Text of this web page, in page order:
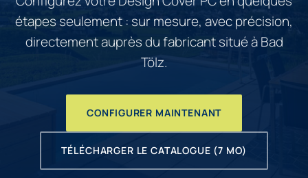
étapes seulement : sur mesure, avec précision,
directement auprès du fabricant situé à Bad
Tölz.
CONFIGURER MAINTENANT
TÉLÉCHARGER LE CATALOGUE (7 MO)